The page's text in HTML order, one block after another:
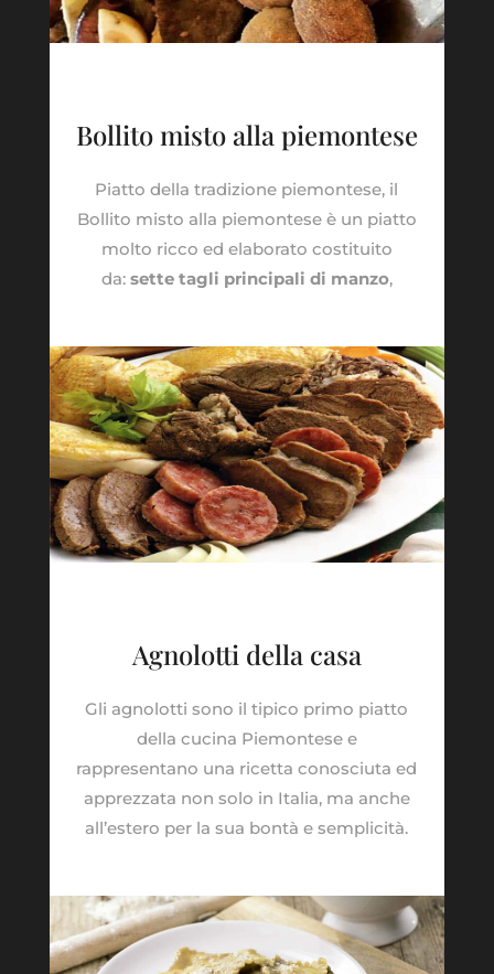
Bollito misto alla piemontese
Piatto della tradizione piemontese, il
Bollito misto alla piemontese è un piatto
molto ricco ed elaborato costituito
da: sette tagli principali di manzo,
Agnolotti della casa
Gli agnolotti sono il tipico primo piatto
della cucina Piemontese e
rappresentano una ricetta conosciuta ed
apprezzata non solo in Italia, ma anche
all’estero per la sua bontà e semplicità.